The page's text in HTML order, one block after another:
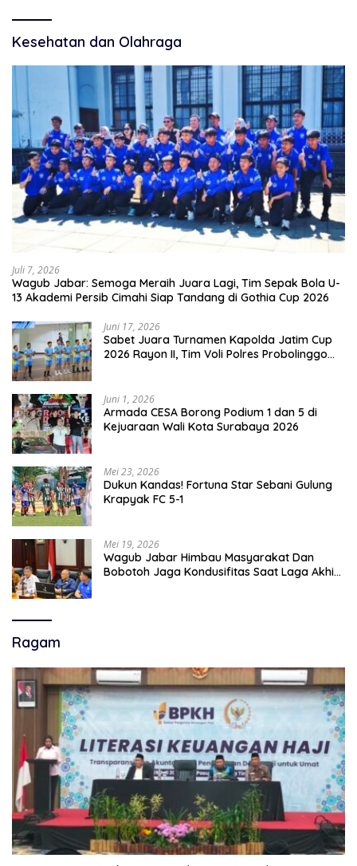
Kesehatan dan Olahraga
Juli 7, 2026
Wagub Jabar: Semoga Meraih Juara Lagi, Tim Sepak Bola U-
13 Akademi Persib Cimahi Siap Tandang di Gothia Cup 2026
Juni 17, 2026
Sabet Juara Turnamen Kapolda Jatim Cup
2026 Rayon II, Tim Voli Polres Probolinggo
Juni 1, 2026
Armada CESA Borong Podium 1 dan 5 di
Kejuaraan Wali Kota Surabaya 2026
Mei 23, 2026
Dukun Kandas! Fortuna Star Sebani Gulung
Krapyak FC 5-1
Mei 19, 2026
Wagub Jabar Himbau Masyarakat Dan
Bobotoh Jaga Kondusifitas Saat Laga Akhir
Ragam